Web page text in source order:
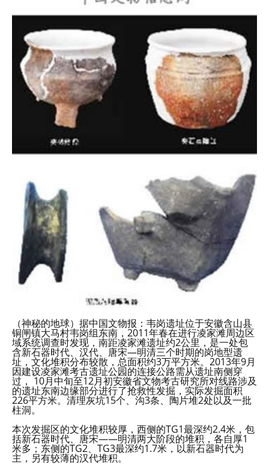
（神秘的地球）据中国文物报：韦岗遗址位于安徽含山县
铜闸镇大马村韦岗组东南，2011年春在进行凌家滩周边区
域系统调查时发现，南距凌家滩遗址约2公里，是一处包
含新石器时代、汉代、唐宋—明清三个时期的岗地型遗
址，文化堆积分布较散，总面积约3万平方米。2013年9月
因建设凌家滩考古遗址公园的连接公路需从遗址南侧穿
过， 10月中旬至12月初安徽省文物考古研究所对线路涉及
的遗址东南边缘部分进行了抢救性发掘，实际发掘面积
226平方米。清理灰坑15个、沟3条、陶片堆2处以及一批
柱洞。
本次发掘区的文化堆积较厚，西侧的TG1最深约2.4米，包
括新石器时代、唐宋——明清两大阶段的堆积，各自厚1
米多；东侧的TG2、TG3最深约1.7米，以新石器时代为
主，另有较薄的汉代堆积。